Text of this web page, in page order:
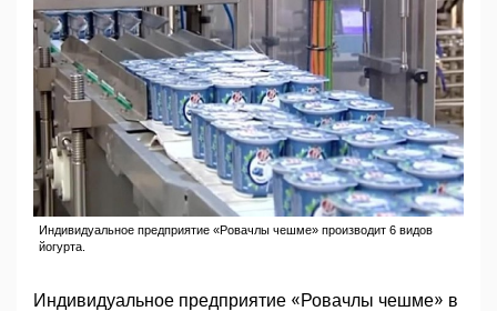
Индивидуальное предприятие «Ровачлы чешме» производит 6 видов
йогурта.
Индивидуальное предприятие «Ровачлы чешме» в